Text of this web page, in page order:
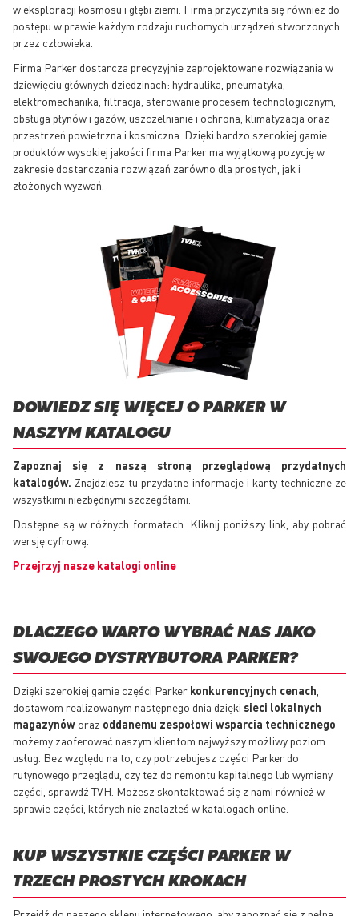
w eksploracji kosmosu i głębi ziemi. Firma przyczyniła się również do
postępu w prawie każdym rodzaju ruchomych urządzeń stworzonych
przez człowieka.
Firma Parker dostarcza precyzyjnie zaprojektowane rozwiązania w
dziewięciu głównych dziedzinach: hydraulika, pneumatyka,
elektromechanika, filtracja, sterowanie procesem technologicznym,
obsługa płynów i gazów, uszczelnianie i ochrona, klimatyzacja oraz
przestrzeń powietrzna i kosmiczna. Dzięki bardzo szerokiej gamie
produktów wysokiej jakości firma Parker ma wyjątkową pozycję w
zakresie dostarczania rozwiązań zarówno dla prostych, jak i
złożonych wyzwań.
DOWIEDZ SIĘ WIĘCEJ O PARKER W
NASZYM KATALOGU
Zapoznaj się z naszą stroną przeglądową przydatnych
katalogów. Znajdziesz tu przydatne informacje i karty techniczne ze
wszystkimi niezbędnymi szczegółami.
Dostępne są w różnych formatach. Kliknij poniższy link, aby pobrać
wersję cyfrową.
Przejrzyj nasze katalogi online
DLACZEGO WARTO WYBRAĆ NAS JAKO
SWOJEGO DYSTRYBUTORA PARKER?
Dzięki szerokiej gamie części Parker konkurencyjnych cenach
dostawom realizowanym następnego dnia dzięki sieci lokalnych
magazynów oraz oddanemu zespołowi wsparcia technicznego
możemy zaoferować naszym klientom najwyższy możliwy poziom
usług. Bez względu na to, czy potrzebujesz części Parker do
rutynowego przeglądu, czy też do remontu kapitalnego lub wymiany
części, sprawdź TVH. Możesz skontaktować się z nami również w
sprawie części, których nie znalazłeś w katalogach online.
KUP WSZYSTKIE CZĘŚCI PARKER W
TRZECH PROSTYCH KROKACH